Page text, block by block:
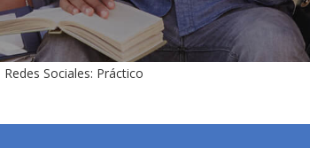
Sociales: Práctico